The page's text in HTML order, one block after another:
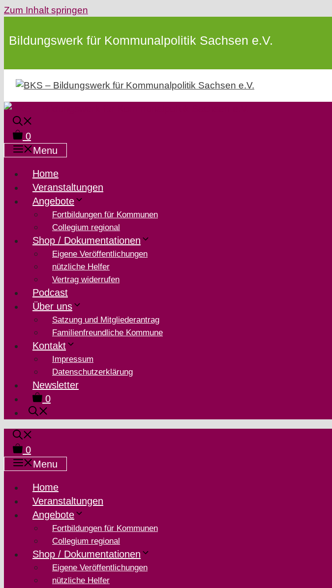
Zum Inhalt springen
Bildungswerk für Kommunalpolitik Sachsen e.V.
0
Menu
Home
Veranstaltungen
Angebote
Fortbildungen für Kommunen
Collegium regional
Shop / Dokumentationen
Eigene Veröffentlichungen
nützliche Helfer
Vertrag widerrufen
Podcast
Über uns
Satzung und Mitgliederantrag
Familienfreundliche Kommune
Kontakt
Impressum
Datenschutzerklärung
Newsletter
0
0
Menu
Home
Veranstaltungen
Angebote
Fortbildungen für Kommunen
Collegium regional
Shop / Dokumentationen
Eigene Veröffentlichungen
nützliche Helfer